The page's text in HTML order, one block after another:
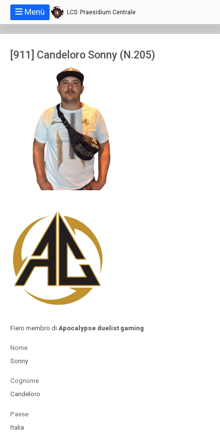
Menù LCS: Praesidium Centrale
[911] Candeloro Sonny (N.205)
Fiero membro di Apocalypse duelist gaming
Nome
Sonny
Cognome
Candeloro
Paese
Italia